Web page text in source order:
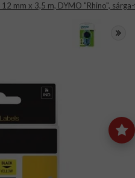
mm x 3,5 m, DYMO "Rhino",